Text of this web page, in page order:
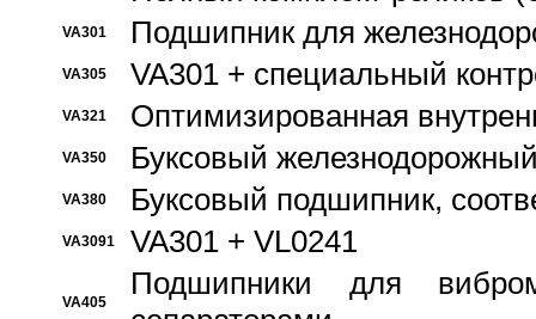
VA301 Подшипник для
VA305 VA301 + специальный
VA321 Оптимизированная
VA350 Буксовый
VA380 Буксовый подшипник,
VA3091 VA301 + VL0241
VA405
Подшипники для